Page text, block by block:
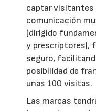
captar visitantes
comunicación
(dirigido
y prescriptores),
seguro,
posibilidad de
unas 100 visitas.
Las marcas